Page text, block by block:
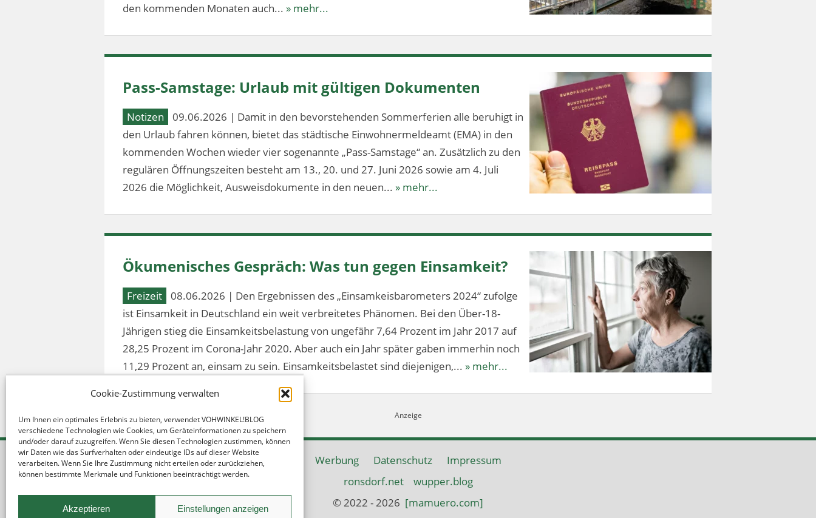
Cookie-Zustimmung verwalten
Um Ihnen ein optimales Erlebnis zu bieten, verwendet VOHWINKEL!BLOG
verschiedene Technologien wie Cookies, um Geräteinformationen zu speichern
und/oder darauf zuzugreifen. Wenn Sie diesen Technologien zustimmen, können
wir Daten wie das Surfverhalten oder eindeutige IDs auf dieser Website
verarbeiten. Wenn Sie Ihre Zustimmung nicht erteilen oder zurückziehen,
können bestimmte Merkmale und Funktionen beeinträchtigt werden.
Akzeptieren Einstellungen anzeigen
den kommenden Monaten auch... » mehr...
Pass-Samstage: Urlaub mit gültigen Dokumenten
Notizen
09.06.2026 | Damit in den bevorstehenden Sommerferien alle beruhigt in
den Urlaub fahren können, bietet das städtische Einwohnermeldeamt (EMA) in den
kommenden Wochen wieder vier sogenannte „Pass-Samstage“ an. Zusätzlich zu den
regulären Öffnungszeiten besteht am 13., 20. und 27. Juni 2026 sowie am 4. Juli
2026 die Möglichkeit, Ausweisdokumente in den neuen... » mehr...
Ökumenisches Gespräch: Was tun gegen Einsamkeit?
Freizeit
08.06.2026 | Den Ergebnissen des „Einsamkeisbarometers 2024“ zufolge
ist Einsamkeit in Deutschland ein weit verbreitetes Phänomen. Bei den Über-18-
Jährigen stieg die Einsamkeitsbelastung von ungefähr 7,64 Prozent im Jahr 2017 auf
28,25 Prozent im Corona-Jahr 2020. Aber auch ein Jahr später gaben immerhin noch
11,29 Prozent an, einsam zu sein. Einsamkeitsbelastet sind diejenigen,... » mehr...
Werbung Datenschutz
Impressum
ronsdorf.net
wupper.blog
© 2022 - 2026 [mamuero.com]